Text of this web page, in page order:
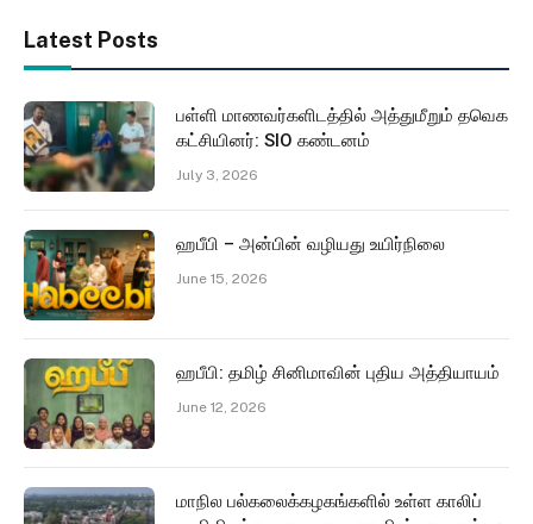
Latest Posts
பள்ளி மாணவர்களிடத்தில் அத்துமீறும் தவெக
கட்சியினர்: SIO கண்டனம்
July 3, 2026
ஹபீபி – அன்பின் வழியது உயிர்நிலை
June 15, 2026
ஹபீபி: தமிழ் சினிமாவின் புதிய அத்தியாயம்
June 12, 2026
மாநில பல்கலைக்கழகங்களில் உள்ள காலிப்